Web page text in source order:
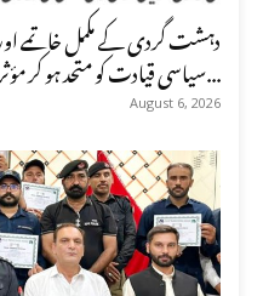
دہشت گردی کے مکمل خاتمے
سیاسی قیادت کو متحد ہو کر مؤثر حکمت عملی اپنانا ہوگی، طارق...
August 6, 2026